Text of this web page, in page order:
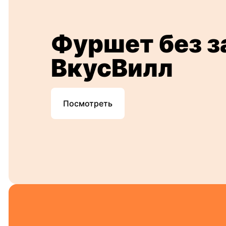
Фуршет без
ВкусВилл
Посмотреть